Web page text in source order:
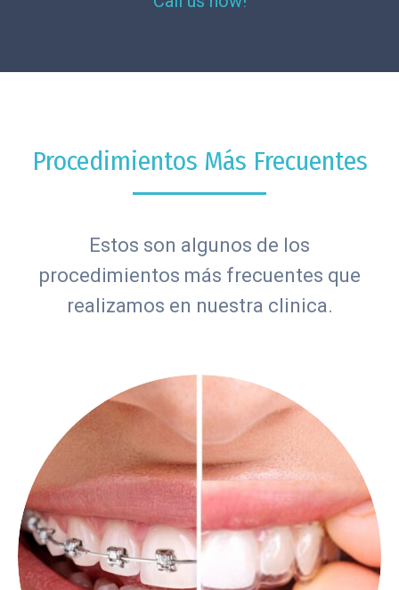
Procedimientos Más Frecuentes
Estos son algunos de los
procedimientos más frecuentes que
realizamos en nuestra clinica.